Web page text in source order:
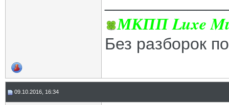
МКПП Luxe
Без разборок
09.10.2016, 16:34